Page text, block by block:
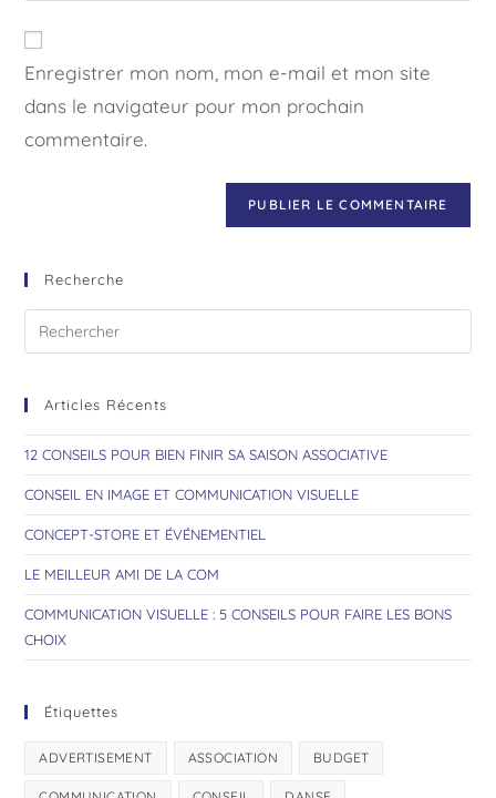
Enregistrer mon nom, mon e-mail et mon site
dans le navigateur pour mon prochain
commentaire.
Recherche
Articles Récents
12 CONSEILS POUR BIEN FINIR SA SAISON ASSOCIATIVE
CONSEIL EN IMAGE ET COMMUNICATION VISUELLE
CONCEPT-STORE ET ÉVÉNEMENTIEL
LE MEILLEUR AMI DE LA COM
COMMUNICATION VISUELLE : 5 CONSEILS POUR FAIRE LES BONS
CHOIX
Étiquettes
ADVERTISEMENT ASSOCIATION BUDGET